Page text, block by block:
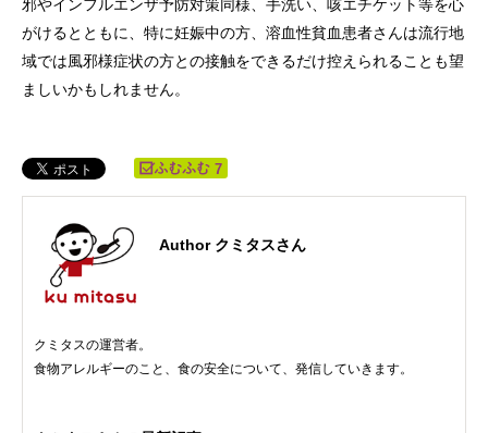
邪やインフルエンザ予防対策同様、手洗い、咳エチケット等を心
がけるとともに、特に妊娠中の方、溶血性貧血患者さんは流行地
域では風邪様症状の方との接触をできるだけ控えられることも望
ましいかもしれません。
7
Author クミタスさん
クミタスの運営者。
食物アレルギーのこと、食の安全について、発信していきます。